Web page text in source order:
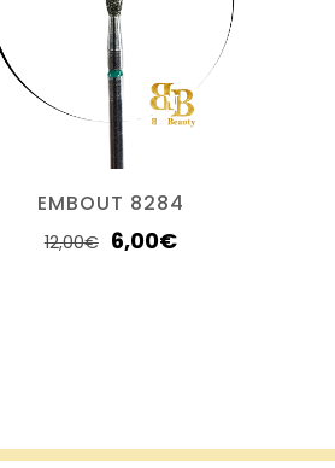
EMBOUT 8284
12,00€ 6,00€